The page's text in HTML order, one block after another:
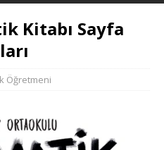
Kitabı Sayfa
Öğretmeni